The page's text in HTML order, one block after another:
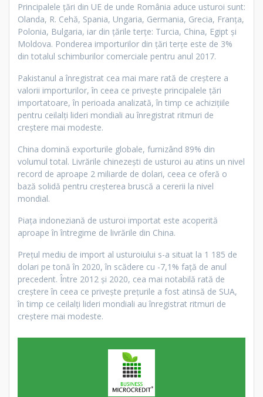
Principalele ţări din UE de unde România aduce usturoi sunt:
Olanda, R. Cehă, Spania, Ungaria, Germania, Grecia, Franţa,
Polonia, Bulgaria, iar din ţările terţe: Turcia, China, Egipt şi
Moldova. Ponderea importurilor din ţări terţe este de 3%
din totalul schimburilor comerciale pentru anul 2017.
Pakistanul a înregistrat cea mai mare rată de creștere a
valorii importurilor, în ceea ce privește principalele țări
importatoare, în perioada analizată, în timp ce achizițiile
pentru ceilalți lideri mondiali au înregistrat ritmuri de
creștere mai modeste.
China domină exporturile globale, furnizând 89% din
volumul total. Livrările chinezești de usturoi au atins un nivel
record de aproape 2 miliarde de dolari, ceea ce oferă o
bază solidă pentru creșterea bruscă a cererii la nivel
mondial.
Piața indoneziană de usturoi importat este acoperită
aproape în întregime de livrările din China.
Prețul mediu de import al usturoiului s-a situat la 1 185 de
dolari pe tonă în 2020, în scădere cu -7,1% față de anul
precedent. Între 2012 și 2020, cea mai notabilă rată de
creștere în ceea ce privește prețurile a fost atinsă de SUA,
în timp ce ceilalți lideri mondiali au înregistrat ritmuri de
creștere mai modeste.